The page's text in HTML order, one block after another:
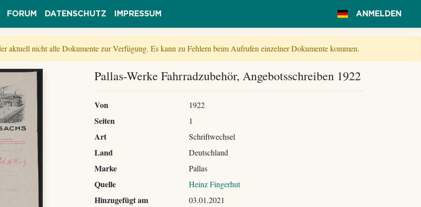
FORUM DATENSCHUTZ IMPRESSUM ANMELDEN
aktuell nicht alle Dokumente zur Verfügung. Es kann zu Fehlern beim Aufrufen einzelner Dokumente kommen.
Pallas-Werke Fahrradzubehör, Angebotsschreiben 1922
Von 1922
Seiten 1
Art Schriftwechsel
Land Deutschland
Marke Pallas
Quelle Heinz Fingerhut
Hinzugefügt am 03.01.2021